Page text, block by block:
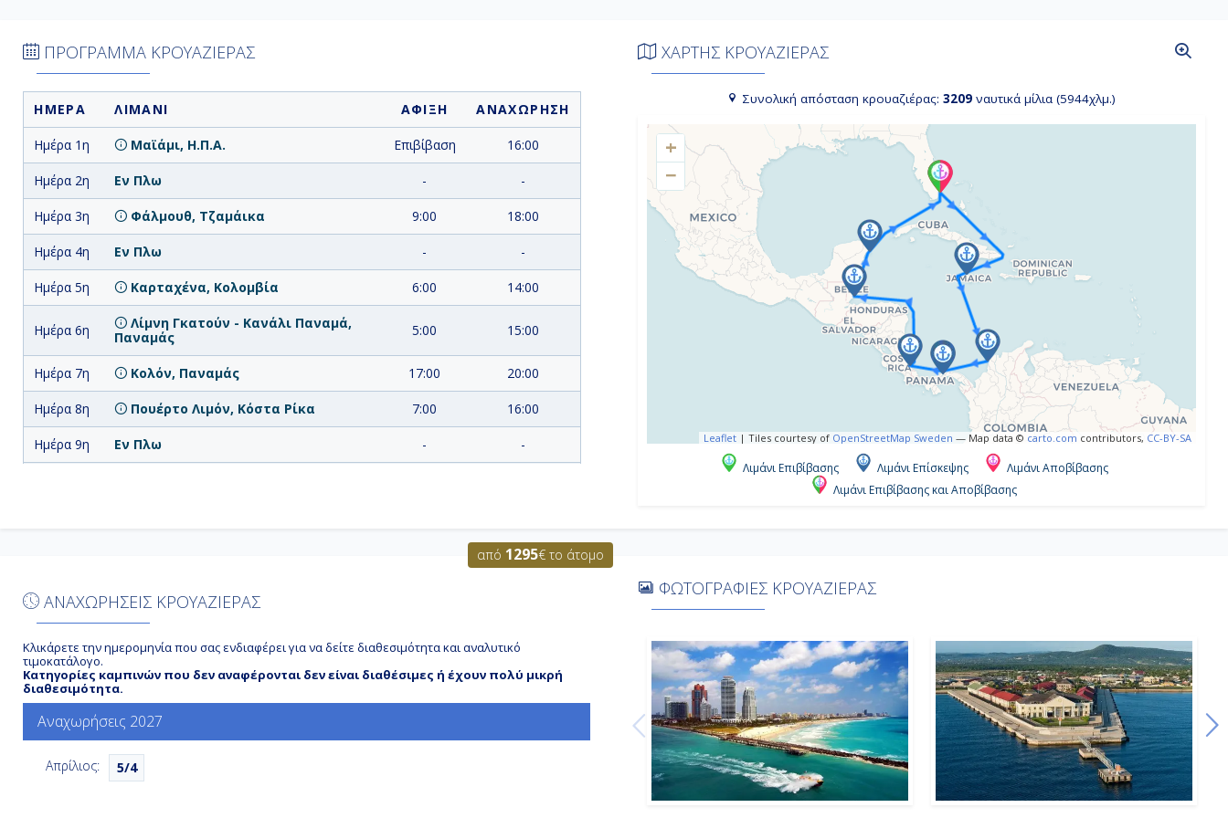
ΠΡΟΓΡΑΜΜΑ ΚΡΟΥΑΖΙΕΡΑΣ
ΗΜΕΡΑ ΛΙΜΑΝΙ ΑΦΙΞΗ ΑΝΑΧΩΡΗΣΗ
Ημέρα 1η Μαϊάμι, Η.Π.Α. Επιβίβαση 16:00
Ημέρα 2η Εν Πλω - -
Ημέρα 3η Φάλμουθ, Τζαμάικα 9:00 18:00
Ημέρα 4η Εν Πλω - -
Ημέρα 5η Καρταχένα, Κολομβία 6:00 14:00
Ημέρα 6η
Λίμνη Γκατούν - Κανάλι Παναμά,
Παναμάς
5:00 15:00
Ημέρα 7η Κολόν, Παναμάς 17:00 20:00
Ημέρα 8η Πουέρτο Λιμόν, Κόστα Ρίκα 7:00 16:00
Ημέρα 9η Εν Πλω - -
12η
13η
Μαϊάμι, Η.Π.Α. Αποβίβαση
ΧΑΡΤΗΣ ΚΡΟΥΑΖΙΕΡΑΣ
Συνολική απόσταση κρουαζιέρας:3209 ναυτικά μίλια (5944χλμ.)
+
−
Leaflet | Tiles courtesy of OpenStreetMap Sweden — Map data © carto.com contributors, CC-BY-SA
Λιμάνι Επιβίβασης Λιμάνι Επίσκεψης
Λιμάνι Αποβίβασης
Λιμάνι Επιβίβασης και Αποβίβασης
ΑΝΑΧΩΡΗΣΕΙΣ ΚΡΟΥΑΖΙΕΡΑΣ
από 1295€ το άτομο
Κλικάρετε την ημερομηνία που σας ενδιαφέρει για να δείτε διαθεσιμότητα και αναλυτικό
τιμοκατάλογο.
Κατηγορίες καμπινών που δεν αναφέρονται δεν είναι διαθέσιμες ή έχουν πολύ μικρή
διαθεσιμότητα.
Αναχωρήσεις 2027
Απρίλιος: 5/4
ΦΩΤΟΓΡΑΦΙΕΣ ΚΡΟΥΑΖΙΕΡΑΣ